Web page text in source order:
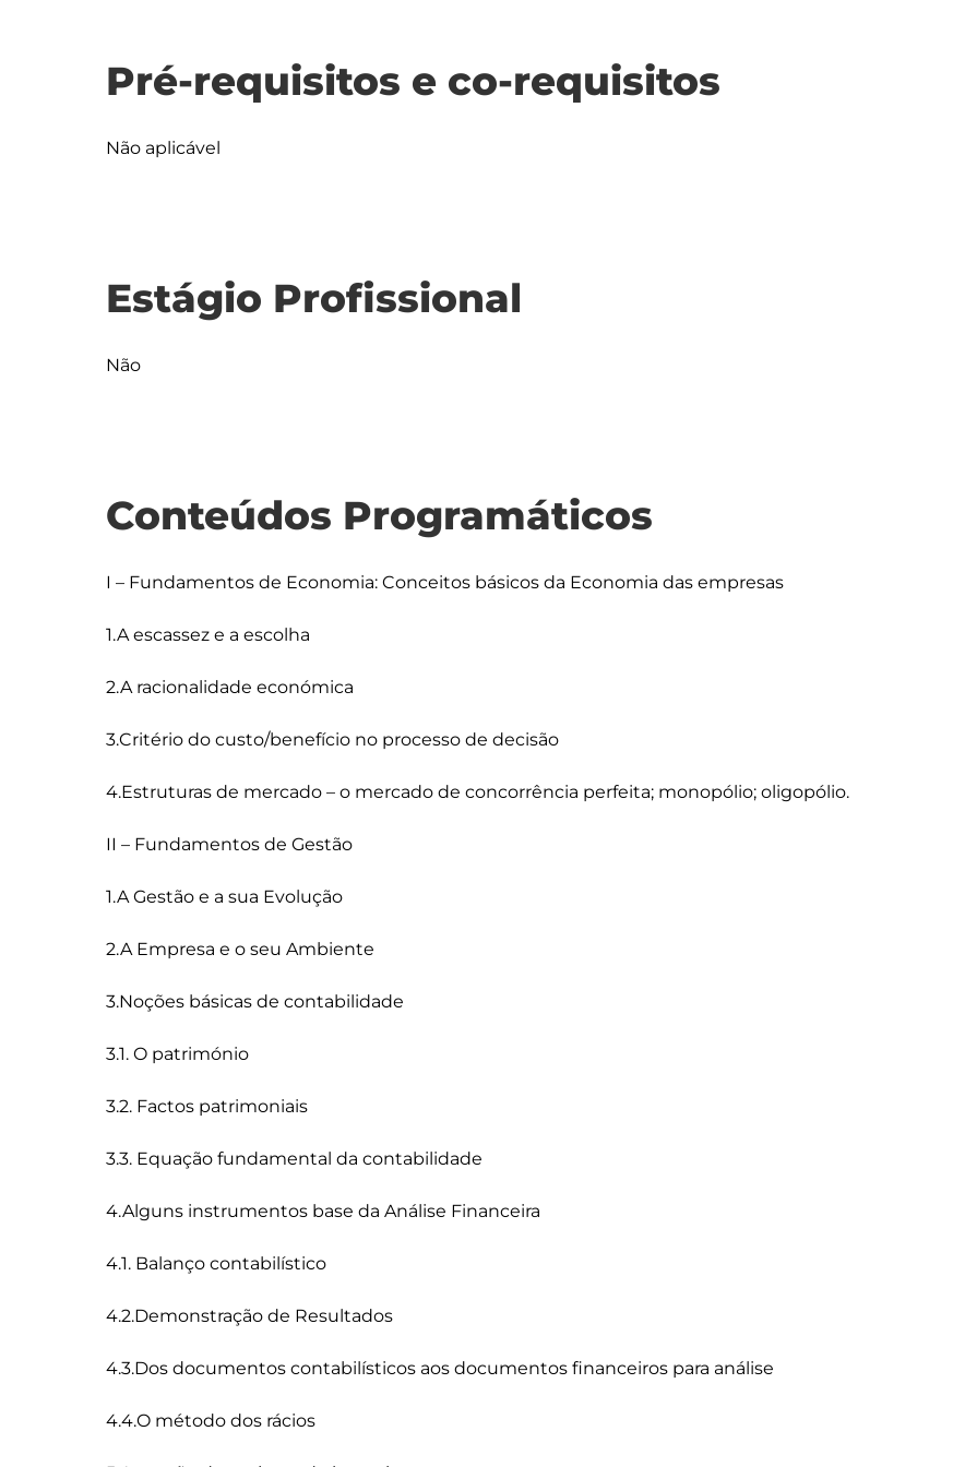
Pré-requisitos e co-requisitos
Não aplicável
Estágio Profissional
Não
Conteúdos Programáticos
I – Fundamentos de Economia: Conceitos básicos da Economia das empresas
1.A escassez e a escolha
2.A racionalidade económica
3.Critério do custo/benefício no processo de decisão
4.Estruturas de mercado – o mercado de concorrência perfeita; monopólio; oligopólio.
II – Fundamentos de Gestão
1.A Gestão e a sua Evolução
2.A Empresa e o seu Ambiente
3.Noções básicas de contabilidade
3.1. O património
3.2. Factos patrimoniais
3.3. Equação fundamental da contabilidade
4.Alguns instrumentos base da Análise Financeira
4.1. Balanço contabilístico
4.2.Demonstração de Resultados
4.3.Dos documentos contabilísticos aos documentos financeiros para análise
4.4.O método dos rácios